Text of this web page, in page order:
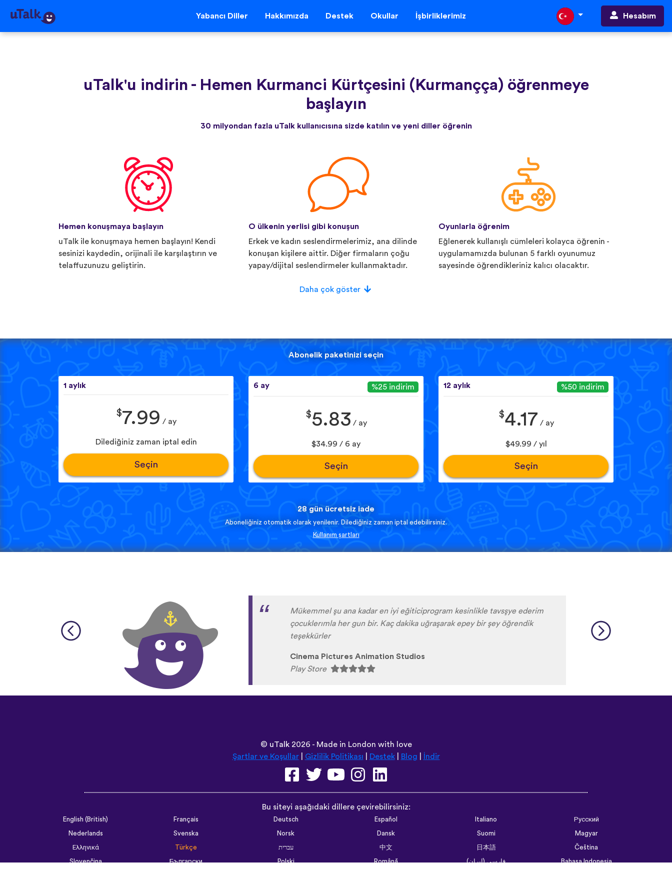
Yabancı Diller Hakkımızda Destek Okullar İşbirliklerimiz Hesabım
uTalk'u indirin - Hemen Kurmanci Kürtçesini (Kurmançça) öğrenmeye
başlayın
30 milyondan fazla uTalk kullanıcısına sizde katılın ve yeni diller öğrenin
Hemen konuşmaya başlayın
uTalk ile konuşmaya hemen başlayın! Kendi
sesinizi kaydedin, orijinali ile karşılaştırın ve
telaffuzunuzu geliştirin.
O ülkenin yerlisi gibi konuşun
Erkek ve kadın seslendirmelerimiz, ana dilinde
konuşan kişilere aittir. Diğer firmaların çoğu
yapay/dijital seslendirmeler kullanmaktadır.
Oyunlarla öğrenim
Eğlenerek kullanışlı cümleleri kolayca öğrenin -
uygulamamızda bulunan 5 farklı oyunumuz
sayesinde öğrendikleriniz kalıcı olacaktır.
Daha çok göster
Abonelik paketinizi seçin
1 aylık
$7.99 / ay
Dilediğiniz zaman iptal edin
Seçin
6 ay %25 indirim
$5.83 / ay
$34.99 / 6 ay
Seçin
12 aylık %50 indirim
$4.17 / ay
$49.99 / yıl
Seçin
28 gün ücretsiz iade
Aboneliğiniz otomatik olarak yenilenir. Dilediğiniz zaman iptal edebilirsiniz.
Kullanım şartları
uygulama gerçekten çok güzel herkese tavsiye ederim
Gökçe Demir
Bu siteyi aşağıdaki dillere çevirebilirsiniz:
English (British) Français Deutsch Español Italiano
Русский
Norsk Dansk
Ελληνικά
Türkçe עברית 中文 日本語
Čeština
Slovenčina
Български Polski Română فارسی (ایران)
Bahasa Indonesia
ไทย
Tiếng Việt 한국어 Português do Brasil Українська
العربية الرسمية الحديثة
Монгол
Azərbaycan dili